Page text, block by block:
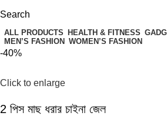
Search
ALL PRODUCTS HEALTH & FITNESS
MEN’S FASHION WOMEN’S FASHION
-40%
Click to enlarge
2 পিস মাছ ধরার চাইনা জেল